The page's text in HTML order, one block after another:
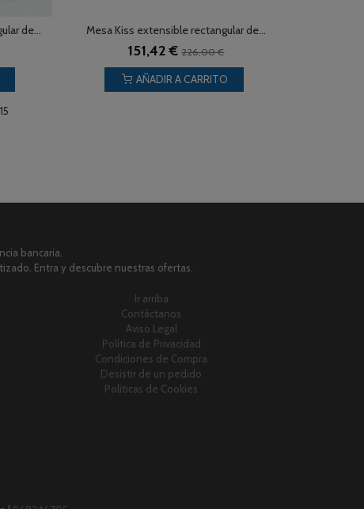
de... Mesa Kiss extensible rectangular de...
151,42 €226,00 €
AÑADIR A CARRITO
bancaria.
Entra y descubre nuestras ofertas.
Ir arriba
Contáctanos
Aviso Legal
Política de Privacidad
Condiciones de Compra
Desistir de un pedido
Políticas de Cookies